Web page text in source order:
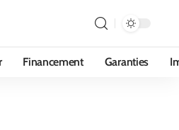
Financement Garanties